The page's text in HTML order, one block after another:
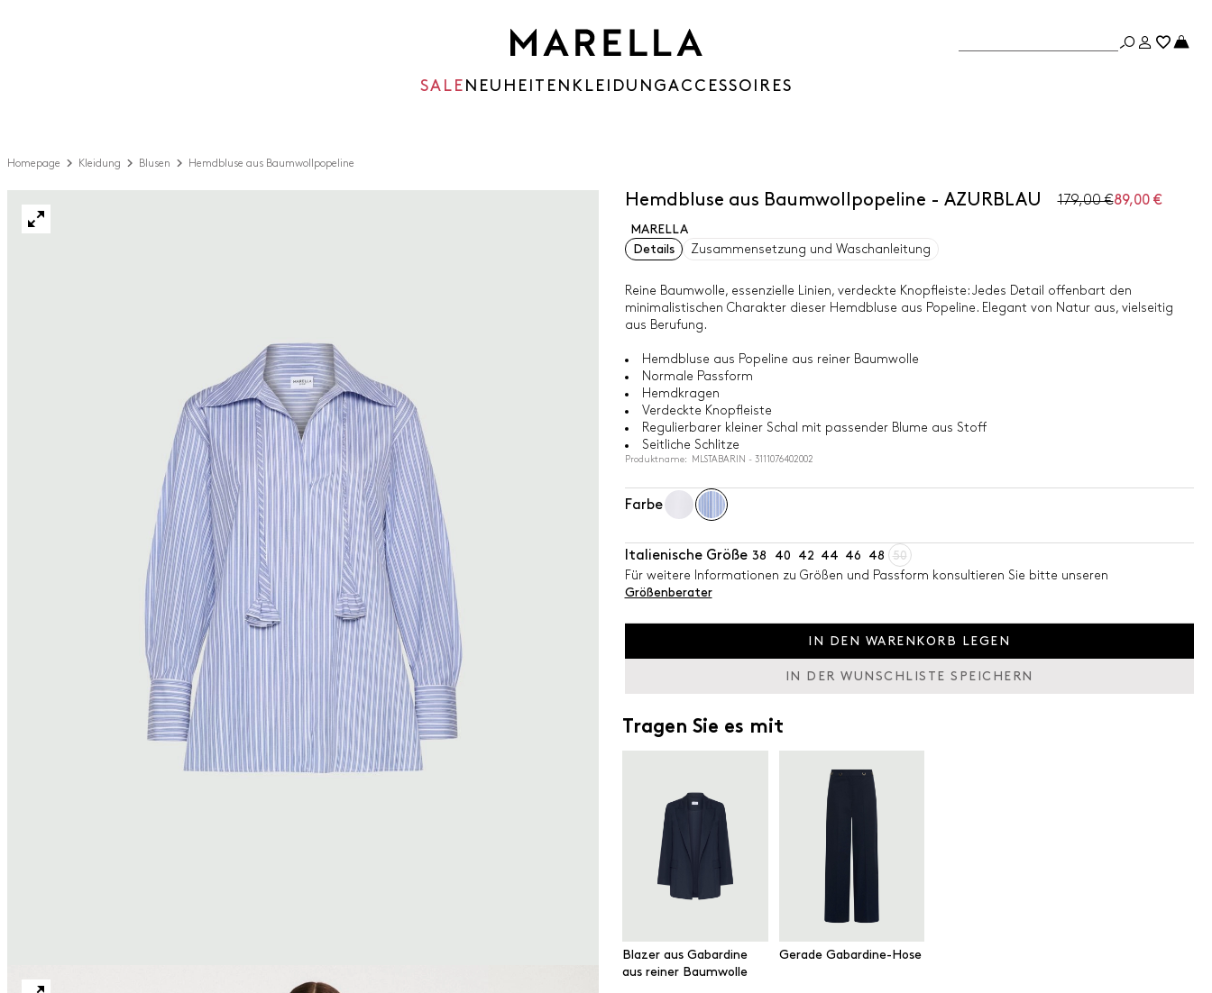
SALE NEUHEITEN KLEIDUNGACCESSOIRES
Homepage Kleidung Blusen Hemdbluse aus Baumwollpopeline
Hemdbluse aus Baumwollpopeline - AZURBLAU 179,00 €89,00 €
MARELLA
Details
Zusammensetzung und Waschanleitung
Reine Baumwolle, essenzielle Linien, verdeckte Knopfleiste: Jedes Detail offenbart den
minimalistischen Charakter dieser Hemdbluse aus Popeline. Elegant von Natur aus, vielseitig
aus Berufung.
Hemdbluse aus Popeline aus reiner Baumwolle
Normale Passform
Hemdkragen
Verdeckte Knopfleiste
Regulierbarer kleiner Schal mit passender Blume aus Stoff
Seitliche Schlitze
Produktname: MLSTABARIN - 3111076402002
Farbe
Italienische Größe 38 40 42 44 46 48
50
Für weitere Informationen zu Größen und Passform konsultieren Sie bitte unseren
Größenberater
IN DEN WARENKORB LEGEN
IN DER WUNSCHLISTE SPEICHERN
Tragen Sie es mit
Blazer aus Gabardine
aus reiner Baumwolle
Gerade Gabardine-Hose